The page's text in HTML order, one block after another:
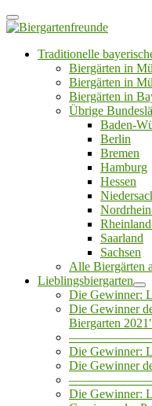
Traditionelle
Biergärten in
Biergärten in
Biergärten in
Übrige
Baden-
Berlin
Bremen
Hamburg
Hessen
Saarland
Sachsen
Alle Biergärten
Lieblingsbiergarten
Die Gewinner:
Die Gewinner
Biergarten
Die Gewinner:
Die Gewinner
Die Gewinner: